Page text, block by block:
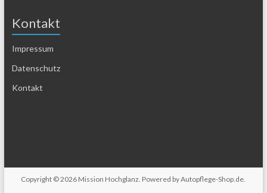
Kontakt
Impressum
Datenschutz
Kontakt
Copyright © 2026 Mission Hochglanz. Powered byAutopflege-Shop.de.